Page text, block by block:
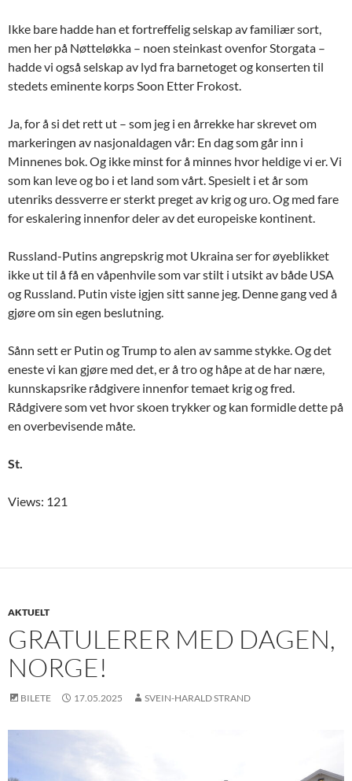
Ikke bare hadde han et fortreffelig selskap av familiær sort,
men her på Nøtteløkka – noen steinkast ovenfor Storgata –
hadde vi også selskap av lyd fra barnetoget og konserten til
stedets eminente korps Soon Etter Frokost.
Ja, for å si det rett ut – som jeg i en årrekke har skrevet om
markeringen av nasjonaldagen vår: En dag som går inn i
Minnenes bok. Og ikke minst for å minnes hvor heldige vi er. Vi
som kan leve og bo i et land som vårt. Spesielt i et år som
utenriks dessverre er sterkt preget av krig og uro. Og med fare
for eskalering innenfor deler av det europeiske kontinent.
Russland-Putins angrepskrig mot Ukraina ser for øyeblikket
ikke ut til å få en våpenhvile som var stilt i utsikt av både USA
og Russland. Putin viste igjen sitt sanne jeg. Denne gang ved å
gjøre om sin egen beslutning.
Sånn sett er Putin og Trump to alen av samme stykke. Og det
eneste vi kan gjøre med det, er å tro og håpe at de har nære,
kunnskapsrike rådgivere innenfor temaet krig og fred.
Rådgivere som vet hvor skoen trykker og kan formidle dette på
en overbevisende måte.
St.
Views: 121
AKTUELT
GRATULERER MED DAGEN,
NORGE!
BILETE 17.05.2025 SVEIN-HARALD STRAND